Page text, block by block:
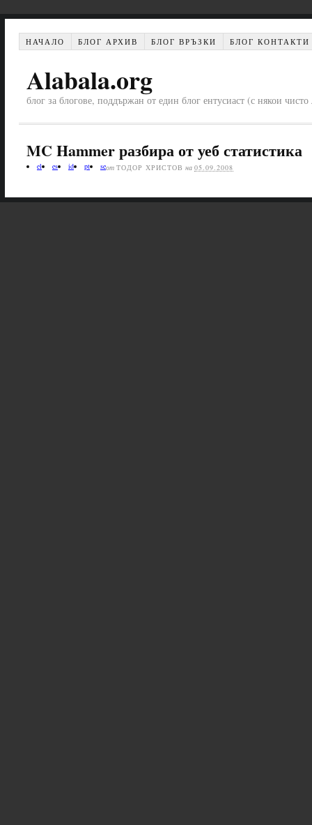
НАЧАЛО БЛОГ АРХИВ БЛОГ ВРЪЗКИ БЛОГ КОНТАКТИ
Alabala.org
блог за блогове, поддържан от един блог ентусиаст (с някои
MC Hammer разбира от уеб статистика
el es id pt seот ТОДОР ХРИСТОВ на 05.09.2008